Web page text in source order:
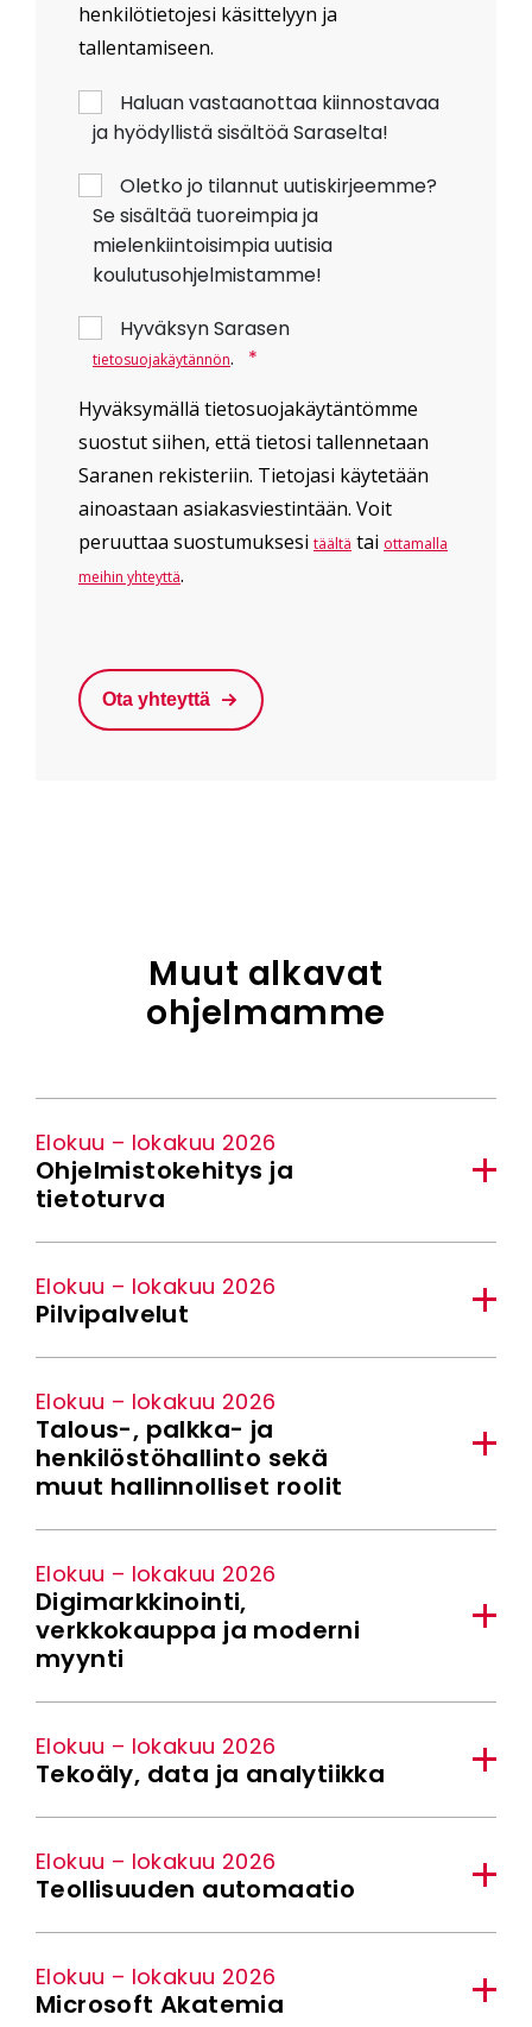
henkilötietojesi käsittelyyn ja
tallentamiseen.
Haluan vastaanottaa kiinnostavaa
ja hyödyllistä sisältöä Saraselta!
Oletko jo tilannut uutiskirjeemme?
Se sisältää tuoreimpia ja
mielenkiintoisimpia uutisia
koulutusohjelmistamme!
Hyväksyn Sarasen
tietosuojakäytännön. *
Hyväksymällä tietosuojakäytäntömme
suostut siihen, että tietosi tallennetaan
Saranen rekisteriin. Tietojasi käytetään
ainoastaan asiakasviestintään. Voit
peruuttaa suostumuksesi täältä tai ottamalla
meihin yhteyttä.
Muut alkavat
ohjelmamme
Elokuu – lokakuu 2026
Ohjelmistokehitys ja
tietoturva
Elokuu – lokakuu 2026
Pilvipalvelut
Elokuu – lokakuu 2026
Talous-, palkka- ja
henkilöstöhallinto sekä
muut hallinnolliset roolit
Elokuu – lokakuu 2026
Digimarkkinointi,
verkkokauppa ja moderni
myynti
Elokuu – lokakuu 2026
Tekoäly, data ja analytiikka
Elokuu – lokakuu 2026
Teollisuuden automaatio
Elokuu – lokakuu 2026
Microsoft Akatemia